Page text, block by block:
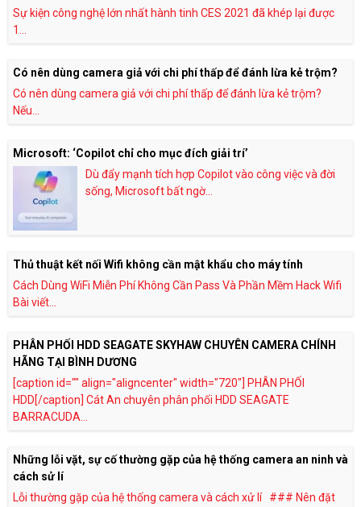
Sự kiện công nghệ lớn nhất hành tinh CES 2021 đã khép lại được
1...
Có nên dùng camera giả với chi phí thấp để đánh lừa kẻ trộm?
Có nên dùng camera giả với chi phí thấp để đánh lừa kẻ trộm?
Nếu...
Microsoft: ‘Copilot chỉ cho mục đích giải trí’
Dù đẩy mạnh tích hợp Copilot vào công việc và đời
sống, Microsoft bất ngờ...
Thủ thuật kết nối Wifi không cần mật khẩu cho máy tính
Cách Dùng WiFi Miễn Phí Không Cần Pass Và Phần Mềm Hack Wifi
Bài viết...
PHÂN PHỐI HDD SEAGATE SKYHAW CHUYÊN CAMERA CHÍNH
HÃNG TẠI BÌNH DƯƠNG
[caption id="" align="aligncenter" width="720"] PHÂN PHỐI
HDD[/caption] Cát An chuyên phân phối HDD SEAGATE
BARRACUDA...
Những lỗi vặt, sự cố thường gặp của hệ thống camera an ninh và
cách sử lí
Lỗi thường gặp của hệ thống camera và cách xử lí ### Nên đặt